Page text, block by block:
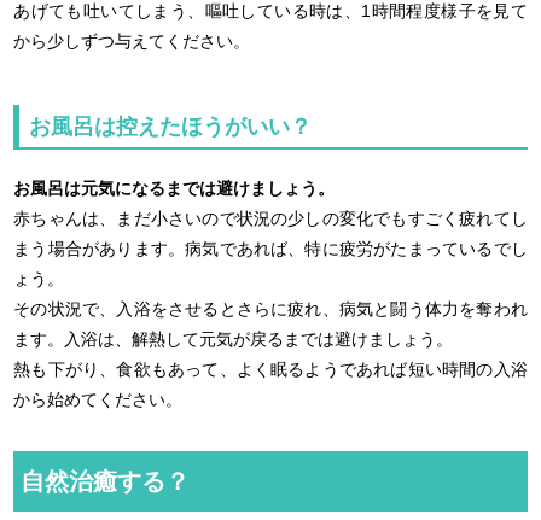
あげても吐いてしまう、嘔吐している時は、1時間程度様子を見て
から少しずつ与えてください。
お風呂は控えたほうがいい？
お風呂は元気になるまでは避けましょう。
赤ちゃんは、まだ小さいので状況の少しの変化でもすごく疲れてし
まう場合があります。病気であれば、特に疲労がたまっているでし
ょう。
その状況で、入浴をさせるとさらに疲れ、病気と闘う体力を奪われ
ます。入浴は、解熱して元気が戻るまでは避けましょう。
熱も下がり、食欲もあって、よく眠るようであれば短い時間の入浴
から始めてください。
自然治癒する？